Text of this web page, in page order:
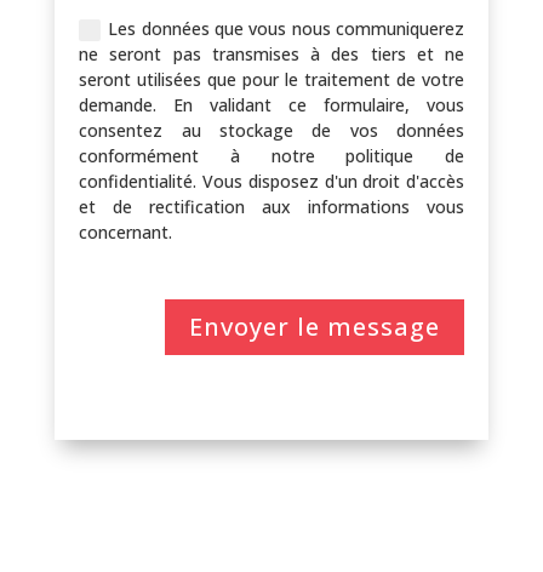
Les données que vous nous communiquerez
ne seront pas transmises à des tiers et ne
seront utilisées que pour le traitement de votre
demande. En validant ce formulaire, vous
consentez au stockage de vos données
conformément à notre politique de
confidentialité. Vous disposez d'un droit d'accès
et de rectification aux informations vous
concernant.
Envoyer le message